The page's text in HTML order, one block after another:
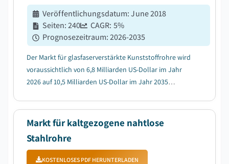
Veröffentlichungsdatum:June 2018
Seiten:240 CAGR: 5%
Prognosezeitraum:2026-2035
Der Markt für glasfaserverstärkte Kunststoffrohre wird
voraussichtlich von 6,8 Milliarden US-Dollar im Jahr
2026 auf 10,5 Milliarden US-Dollar im Jahr 2035
Markt für kaltgezogene nahtlose
Stahlrohre
KOSTENLOSES PDF HERUNTERLADEN